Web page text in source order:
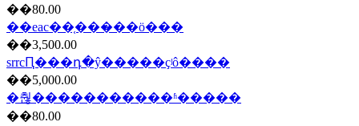
��80.00
��eac��֤���̷��ö���
��3,500.00
srrcԤ���դ�ŷ�����ҫʲô����
��5,000.00
�춶�����������ʱ�����
��80.00